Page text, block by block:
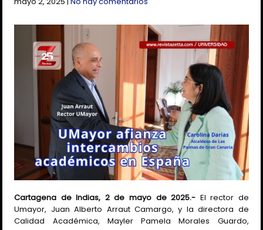
Cartagena de Indias, 2 de mayo de 2025.- El rector de
Umayor, Juan Alberto Arraut Camargo, y la directora de
Calidad Académica, Mayler Pamela Morales Guardo,